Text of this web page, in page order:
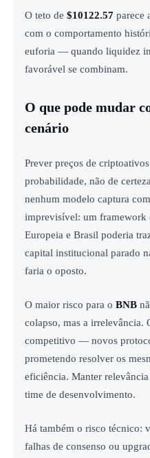
O teto de $10122.57 parece
com o comportamento
euforia — quando liquidez
favorável se combinam.
O que pode mudar
cenário
Prever preços de
probabilidade, não de
nenhum modelo captura
imprevisível: um framework
Europeia e Brasil poderia
capital institucional parado
faria o oposto.
O maior risco para o BNB
colapso, mas a irrelevância.
competitivo — novos
prometendo resolver os
eficiência. Manter
time de desenvolvimento.
Há também o risco técnico:
falhas de consenso ou